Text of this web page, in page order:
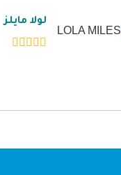
لولا مايلز